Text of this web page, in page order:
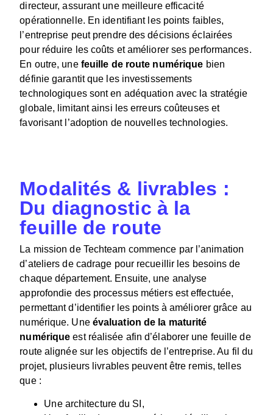
directeur, assurant une meilleure efficacité
opérationnelle. En identifiant les points faibles,
l’entreprise peut prendre des décisions éclairées
pour réduire les coûts et améliorer ses performances.
En outre, une feuille de route numérique bien
définie garantit que les investissements
technologiques sont en adéquation avec la stratégie
globale, limitant ainsi les erreurs coûteuses et
favorisant l’adoption de nouvelles technologies.
Modalités & livrables :
Du diagnostic à la
feuille de route
La mission de Techteam commence par l’animation
d’ateliers de cadrage pour recueillir les besoins de
chaque département. Ensuite, une analyse
approfondie des processus métiers est effectuée,
permettant d’identifier les points à améliorer grâce au
numérique. Une évaluation de la maturité
numérique est réalisée afin d’élaborer une feuille de
route alignée sur les objectifs de l’entreprise. Au fil du
projet, plusieurs livrables peuvent être remis, telles
que :
Une architecture du SI,